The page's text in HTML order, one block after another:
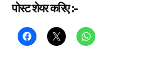
पोस्ट शेयर करिए :-